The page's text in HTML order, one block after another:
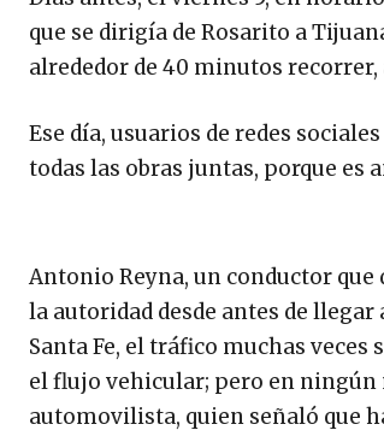
que se dirigía de Rosarito a
alrededor de 40 minutos
Ese día, usuarios de redes
todas las obras juntas, porque es
Antonio Reyna, un conductor
la autoridad desde antes de llegar
Santa Fe, el tráfico muchas
el flujo vehicular; pero en
automovilista, quien señaló que